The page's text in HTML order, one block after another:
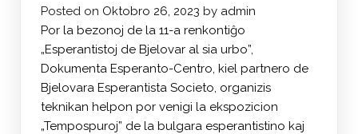
Posted on Oktobro 26, 2023 by admin
Por la bezonoj de la 11-a renkontiĝo
„Esperantistoj de Bjelovar al sia urbo”,
Dokumenta Esperanto-Centro, kiel partnero de
Bjelovara Esperantista Societo, organizis
teknikan helpon por venigi la ekspozicion
„Tempospuroj” de la bulgara esperantistino kaj